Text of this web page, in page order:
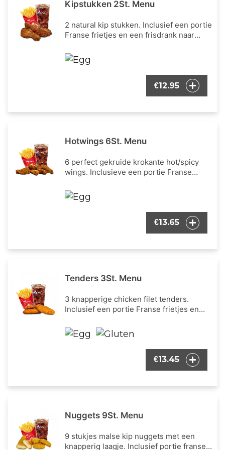
Kipstukken 2St. Menu
2 natural kip stukken. Inclusief een portie
Franse frietjes en een frisdrank naar
€12.95
Hotwings 6St. Menu
6 perfect gekruide krokante hot/spicy
wings. Inclusieve een portie Franse
€13.65
Tenders 3St. Menu
3 knapperige chicken filet tenders.
Inclusief een portie Franse frietjes en
€13.45
Nuggets 9St. Menu
9 stukjes malse kip nuggets met een
knapperig laagje. Inclusief portie franse